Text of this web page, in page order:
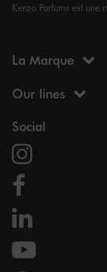
Kenzo Parfums est une
La Marque
Our lines
Social